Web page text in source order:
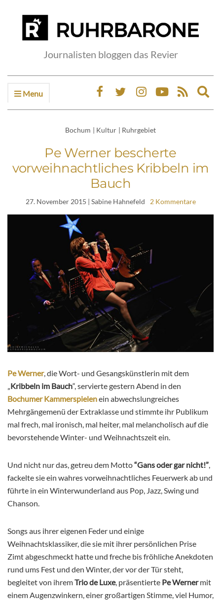
Journalisten bloggen das Revier
Menu
Bochum | Kultur | Ruhrgebiet
Pe Werner bescherte
vorweihnachtliches Kribbeln im
Bauch
27. November 2015 | Sabine Hahnefeld 2 Kommentare
Pe Werner, die Wort- und Gesangskünstlerin mit dem
„Kribbeln im Bauch“, servierte gestern Abend in den
Bochumer Kammerspielenein abwechslungreiches
Mehrgängemenü der Extraklasse und stimmte ihr Publikum
mal frech, mal ironisch, mal heiter, mal melancholisch auf die
bevorstehende Winter- und Weihnachtszeit ein.
Und nicht nur das, getreu dem Motto“Gans oder gar nicht!”,
fackelte sie ein wahres vorweihnachtliches Feuerwerk ab und
führte in ein Winterwunderland aus Pop, Jazz, Swing und
Chanson.
Songs aus ihrer eigenen Feder und einige
Weihnachtsklassiker, die sie mit ihrer persönlichen Prise
Zimt abgeschmeckt hatte und freche bis fröhliche Anekdoten
rund ums Fest und den Winter, der vor der Tür steht,
begleitet von ihremTrio de Luxe, präsentierte Pe Wernermit
einem Augenzwinkern, einer großartigen Stimme, viel Humor,